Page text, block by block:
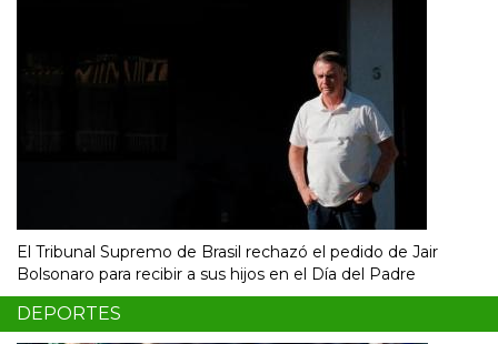
El Tribunal Supremo de Brasil rechazó el pedido de Jair
Bolsonaro para recibir a sus hijos en el Día del Padre
DEPORTES